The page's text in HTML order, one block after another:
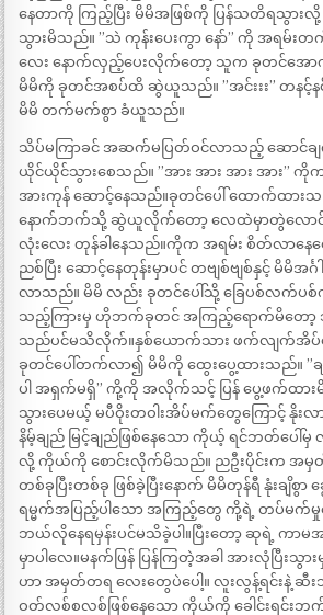
နေတာကို ကြည့်ပြီး မိမိအဖြစ်ကို ပြန်သတိရသွာ
သွားမိသည်။ ”သဲ ကုန်းပေးကွာ နော်” ကို အရမ်း
လေး နောက်လှည့်ပေးလိုက်တော့ သူက ခုတင်အော
မိမိကို ခုတင်အစပ်ထိ ဆွဲယူသည်။ ”အင်းးး” တနင့်
မိမိ တက်မက်စွာ ခံယူသည်။
သိပ်မကြာခင် အဆက်မပြတ်ဝင်လာသည့် ဆောင်
ယိုင်ယိုင်သွားစေသည်။ ”အား အား အား အား” ကို
အားကုန် ဆောင့်နေသည်။ခုတင်ပေါ် ထောက်ထာ
နောက်ဘက်သို့ ဆွဲယူလိုက်တော့ လေထဲမှာတွဲလောင်း
လုံးလေး တုန်ခါနေသည်။ကိုက အရမ်း စိတ်လာနေတ
ညစ်ပြီး ဆောင့်နေတုန်းမှာပင် တဗျစ်ဗျစ်နှင့် မိမိအင်္ဂ
လာသည်။ မိမိ လည်း ခုတင်ပေါ်သို့ ခြေပစ်လက်ပစ်က
သည့်ကြားမှ ဟိုဘက်ခုတင် အကြည့်ရောက်မိတော့
သည်ပင်မသိလိုက်။နှစ်ယောက်သား ဖက်လျက်အိပ်
ခုတင်ပေါ်တက်လာ၍ မိမိကို ထွေးပွေ့ထားသည်။ ”
ပါ အရှက်မရှိ” ကို့ကို အလိုက်သင့် ပြန် ပွေ့ဖက်ထားမိ
သွားပေမယ့် မပီဝိုးတဝါးအိပ်မက်တွေကြောင့် နိုး
နိမ့်ချည် မြင့်ချည်ဖြစ်နေသော ကိုယ့် ရင်ဘတ်ပ
လို့ ကိုယ်ကို စောင်းလိုက်မိသည်။ ညဦးပိုင်းက အမှတ်
တစ်ခုပြီးတစ်ခု ဖြစ်ခဲ့ပြီးနောက် မိမိတုန်ရီ နုံးချိစွ
ရမ္မက်အပြည့်ပါသော အကြည့်တွေ ကို့ရဲ့ တပ်မက်မှုတွ
ဘယ်လိုနေရမှန်းပင်မသိခဲ့ပါ။ပြီးတော့ ဆုရဲ့ ကာမအ
မှာပါလေ။မနက်ဖြန် ပြန်ကြတဲ့အခါ အားလုံပြီးသွ
ဟာ အမှတ်တရ လေးတွေပဲပေါ့။ လူးလွန့်ရင်းနဲ့ ဆီ
ဝတ်လစ်စလစ်ဖြစ်နေသော ကိုယ်ကို ခေါင်းရင်းဘ